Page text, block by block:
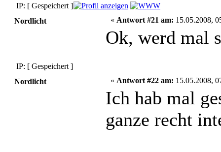
IP: [ Gespeichert ]
Nordlicht
« Antwort #21 am: 15.05.2008,
Ok, werd mal
IP: [ Gespeichert ]
Nordlicht
« Antwort #22 am: 15.05.2008,
Ich hab mal
ganze recht